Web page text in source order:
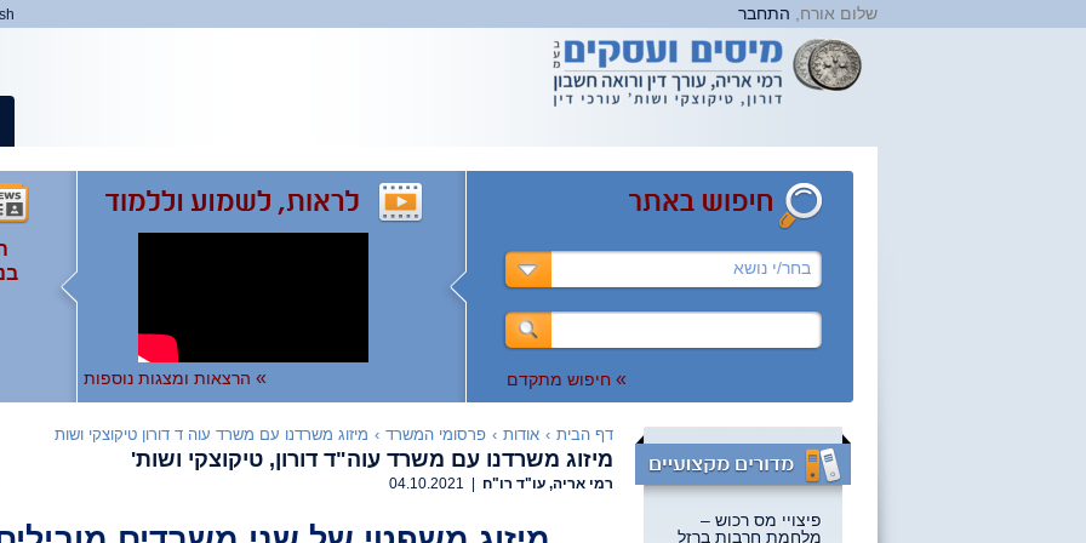
שלום אורח, התחבר
בחר/י נושא
» חיפוש מתקדם » הרצאות ומצגות נוספות
פיצויי מס רכוש –
מלחמת חרבות ברזל
דף הבית › אודות › פרסומי המשרד › מיזוג משרדנו עם משרד עוה ד דורון טיקוצקי ושות
מיזוג משרדנו עם משרד עוה"ד דורון, טיקוצקי ושות'
רמי אריה, עו"ד רו"ח